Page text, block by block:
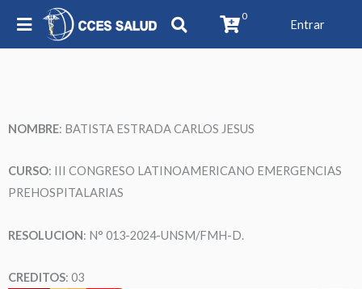
0
Entrar
NOMBRE: BATISTA ESTRADA CARLOS JESUS
CURSO: III CONGRESO LATINOAMERICANO EMERGENCIAS
PREHOSPITALARIAS
RESOLUCION: N° 013-2024-UNSM/FMH-D.
CREDITOS: 03